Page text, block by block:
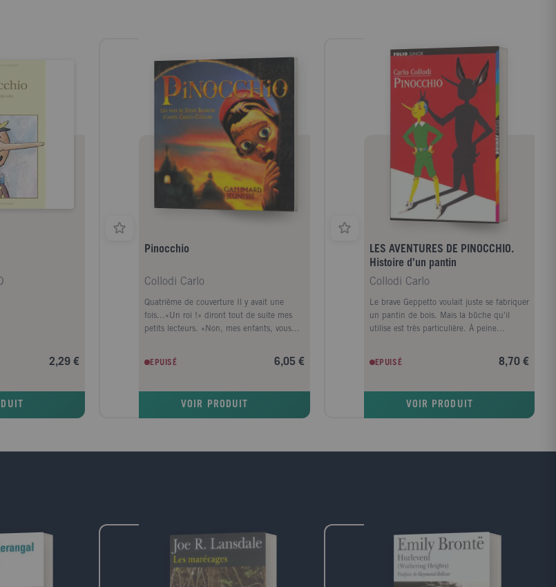
2,29 €
Pinocchio
Collodi Carlo
Quatrième de couverture Il y avait une
fois...«Un roi !» diront tout de suite mes
petits lecteurs. «Non, mes enfants, vous
morceau de bois...» Ce n'était pas du bois
de luxe, mais un morceau pris dans un
cheminées pour allumer le feu et
réchauffer les appartements. Je ne sais pas
EPUISÉ 6,05 €
VOIR PRODUIT
LES AVENTURES DE PINOCCHIO.
Histoire d'un pantin
Collodi Carlo
Le brave Geppetto voulait juste se fabriquer
un pantin de bois. Mais la bûche qu'il
utilise est très particulière. À peine
petite canaille désobéissante qui se lance
bonne fée aux cheveux bleus veille sur lui.
Et Geppetto irait n'importe où pour le
comme il passe les frontières. C'est un
bonheur que de lire l'histoire originale et
intégrale de ce petit bonhomme de bois
pourvu de tous les défauts (il est menteur,
EPUISÉ 8,70 €
VOIR PRODUIT